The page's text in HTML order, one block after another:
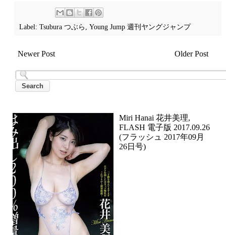
Label: Tsubura つぶら, Young Jump 週刊ヤングジャンプ
Newer Post Older Post
Miri Hanai 花井美理,
FLASH 電子版 2017.09.26
(フラッシュ 2017年09月
26日号)